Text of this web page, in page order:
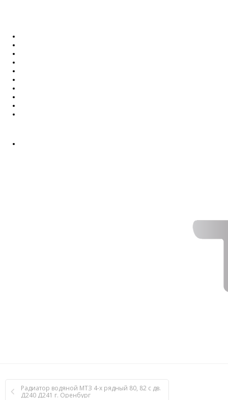
Радиатор водяной МТЗ 4-х рядный 80, 82 с дв.
Д240 Д241 г. Оренбург